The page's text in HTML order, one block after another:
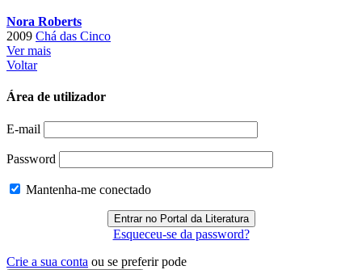
Nora Roberts
2009 Chá das Cinco
Ver mais
Voltar
Área de utilizador
E-mail
Password
Mantenha-me conectado
Esqueceu-se da password?
Crie a sua conta ou se preferir pode